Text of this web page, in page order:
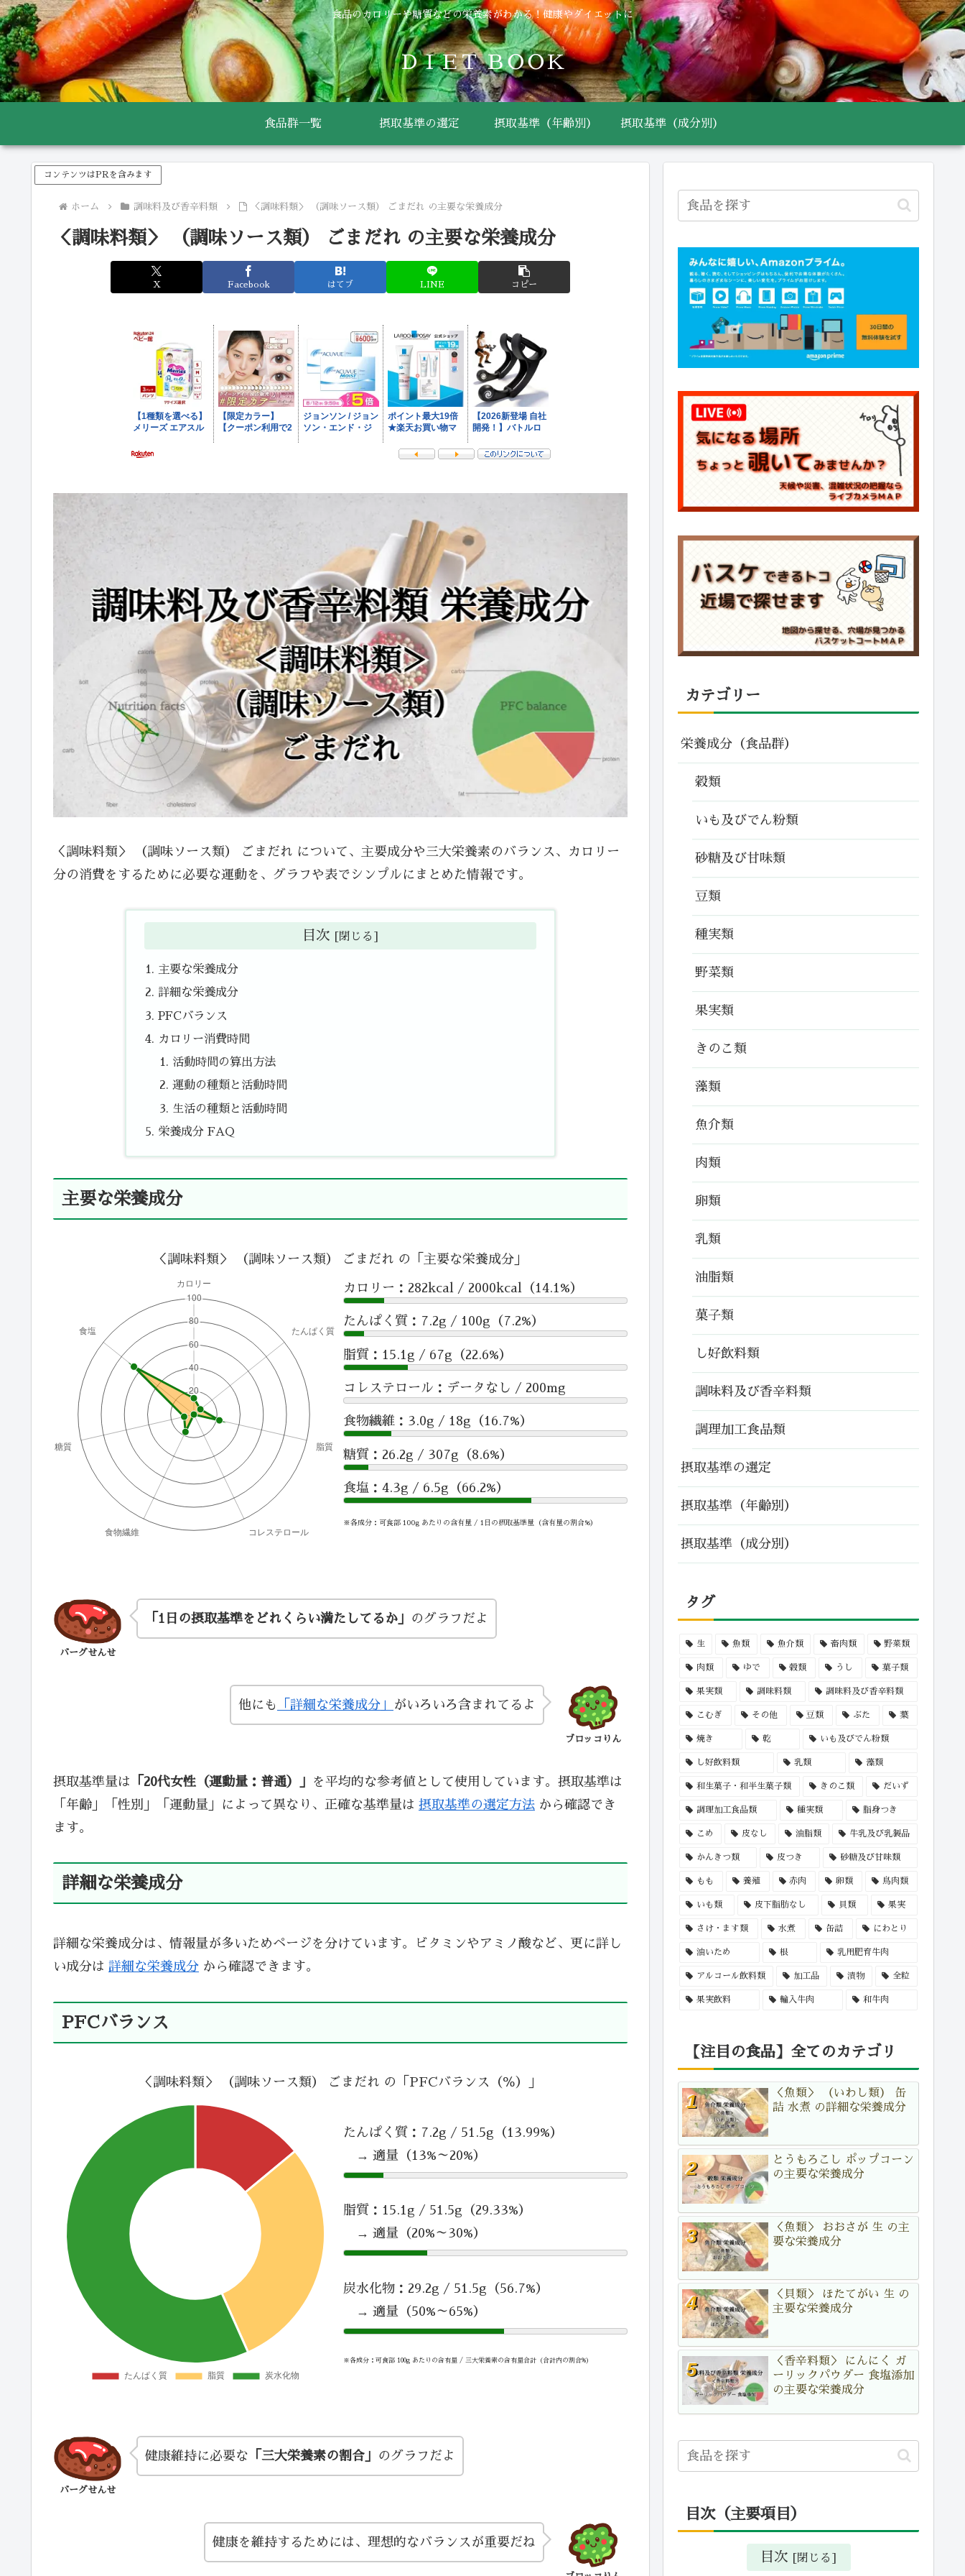
食品のカロリーや糖質などの栄養素がわかる！健康やダイエットに
ＤＩＥＴ ＢＯＯＫ
食品群一覧 摂取基準の選定 摂取基準（年齢別） 摂取基準（成分別）
コンテンツはPRを含みます
ホーム 調味料及び香辛料類 ＜調味料類＞ （調味ソース類） ごまだれ の主要な栄養成分
＜調味料類＞ （調味ソース類） ごまだれ の主要な栄養成分
X Facebook はてブ LINE コピー
＜調味料類＞ （調味ソース類） ごまだれ について、主要成分や三大栄養素のバランス、カロリー
分の消費をするために必要な運動を、グラフや表でシンプルにまとめた情報です。
目次
主要な栄養成分
詳細な栄養成分
PFCバランス
カロリー消費時間
活動時間の算出方法
運動の種類と活動時間
生活の種類と活動時間
栄養成分 FAQ
主要な栄養成分
＜調味料類＞ （調味ソース類） ごまだれ の「主要な栄養成分」
カロリー：282kcal / 2000kcal（14.1%）
たんぱく質：7.2g / 100g（7.2%）
脂質：15.1g / 67g（22.6%）
コレステロール：データなし / 200mg
食物繊維：3.0g / 18g（16.7%）
糖質：26.2g / 307g（8.6%）
食塩：4.3g / 6.5g（66.2%）
※各成分：可食部 100g あたりの含有量 / 1日の摂取基準量（含有量の割合%）
バーグせんせ
「1日の摂取基準をどれくらい満たしてるか」 のグラフだよ
ブロッコりん
他にも 「詳細な栄養成分」 がいろいろ含まれてるよ
摂取基準量は 「20代女性（運動量：普通）」
を平均的な参考値として使用しています。摂取基準は
「年齢」「性別」「運動量」によって異なり、正確な基準量は 摂取基準の選定方法 から確認でき
ます。
詳細な栄養成分
詳細な栄養成分は、情報量が多いためページを分けています。ビタミンやアミノ酸など、更に詳し
い成分は 詳細な栄養成分 から確認できます。
PFCバランス
＜調味料類＞ （調味ソース類） ごまだれ の「PFCバランス（％）」
たんぱく質：7.2g / 51.5g（13.99%）
→ 適量（13%～20%）
脂質：15.1g / 51.5g（29.33%）
→ 適量（20%～30%）
炭水化物：29.2g / 51.5g（56.7%）
→ 適量（50%～65%）
※各成分：可食部 100g あたりの含有量 / 三大栄養素の含有量合計（合計内の割合%）
バーグせんせ
健康維持に必要な 「三大栄養素の割合」 のグラフだよ
健康を維持するためには、理想的なバランスが重要だね
カテゴリー
栄養成分（食品群）
穀類
いも及びでん粉類
砂糖及び甘味類
豆類
種実類
野菜類
果実類
きのこ類
藻類
魚介類
肉類
卵類
乳類
油脂類
菓子類
し好飲料類
調味料及び香辛料類
調理加工食品類
摂取基準の選定
摂取基準（年齢別）
摂取基準（成分別）
タグ
生 魚類 魚介類 畜肉類 野菜類
肉類 ゆで 穀類 うし 菓子類
果実類 調味料類 調味料及び香辛料類
こむぎ その他 豆類 ぶた 葉
焼き 乾 いも及びでん粉類
し好飲料類 乳類 藻類
和生菓子・和半生菓子類 きのこ類 だいず
調理加工食品類 種実類 脂身つき
こめ 皮なし 油脂類 牛乳及び乳製品
かんきつ類 皮つき 砂糖及び甘味類
もも 養殖 赤肉 卵類 鳥肉類
いも類 皮下脂肪なし 貝類 果実
さけ・ます類 水煮 缶詰 にわとり
油いため 根 乳用肥育牛肉
アルコール飲料類 加工品 漬物 全粒
果実飲料 輸入牛肉 和牛肉
【注目の食品】全てのカテゴリ
＜魚類＞ （いわし類） 缶
詰 水煮 の詳細な栄養成分
とうもろこし ポップコーン
の主要な栄養成分
＜魚類＞ おおさが 生 の主
要な栄養成分
＜貝類＞ ほたてがい 生 の
主要な栄養成分
＜香辛料類＞ にんにく ガ
ーリックパウダー 食塩添加
の主要な栄養成分
目次（主要項目）
目次